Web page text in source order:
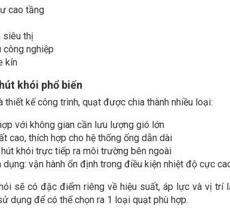
cao tầng
siêu thị
công nghiệp
kín
khói phổ biến
thiết kế công trình, quạt được chia thành nhiều loại:
với không gian cần lưu lượng gió lớn
cao, thích hợp cho hệ thống ống dẫn dài
khói trực tiếp ra môi trường bên ngoài
dụng: vận hành ổn định trong điều kiện nhiệt độ cực
sẽ có đặc điểm riêng về hiệu suất, áp lực và vị
dụng để có thể chọn ra 1 loại quạt phù hợp.